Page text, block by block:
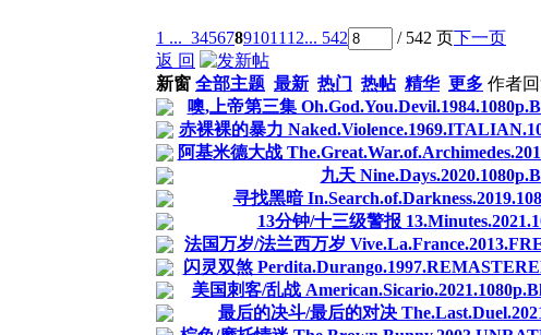
1 ... 34567891011 12... 542 / 542 页下一页
返 回
新窗 全部主题 最新 热门 热帖 精华 更多 作者
噢,上帝第三集
赤裸裸的暴力
阿基米德大战
九天
寻找黑暗
13分钟/十三级警报
法国万岁/法兰西万岁
闪灵双煞
美国刺客/乱战
最后的决斗/最后的对决